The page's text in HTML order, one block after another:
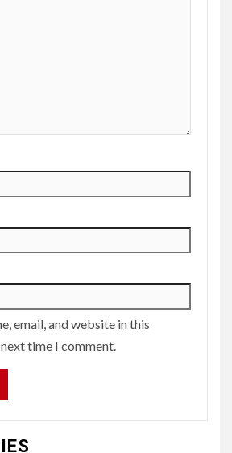
email, and website in this
time I comment.